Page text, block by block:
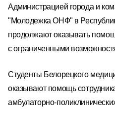
Администрацией города и
"Молодежка ОНФ" в
продолжают оказывать
с ограниченными
Студенты Белорецкого
оказывают помощь
амбулаторно-